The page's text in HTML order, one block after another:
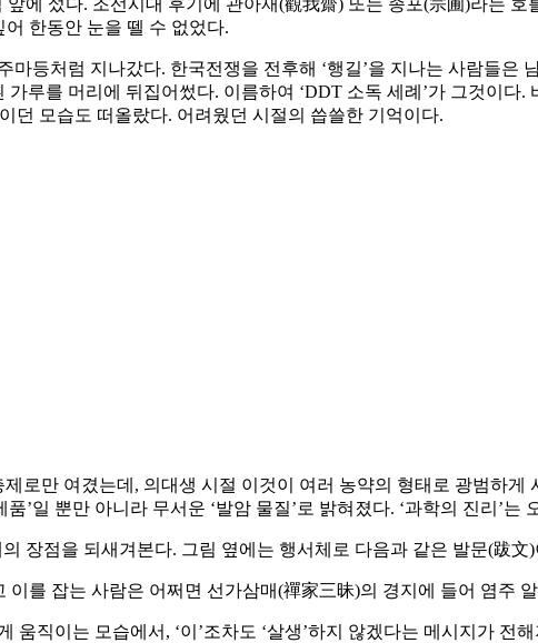
에 섰다. 조선시대 후기에 관아재(觀我齋) 또는 종포(宗圃)라는
어 한동안 눈을 뗄 수 없었다.
등처럼 지나갔다. 한국전쟁을 전후해 ‘행길’을 지나는 사람들은
루를 머리에 뒤집어썼다. 이름하여 ‘DDT 소독 세례’가 그것이다.
던 모습도 떠올랐다. 어려웠던 시절의 씁쓸한 기억이다.
로만 여겼는데, 의대생 시절 이것이 여러 농약의 형태로 광범하
’일 뿐만 아니라 무서운 ‘발암 물질’로 밝혀졌다. ‘과학의 진리’는
장점을 되새겨본다. 그림 옆에는 행서체로 다음과 같은 발문(跋文
를 잡는 사람은 어쩌면 선가삼매(禪家三昧)의 경지에 들어 염주
움직이는 모습에서, ‘이’조차도 ‘살생’하지 않겠다는 메시지가 전